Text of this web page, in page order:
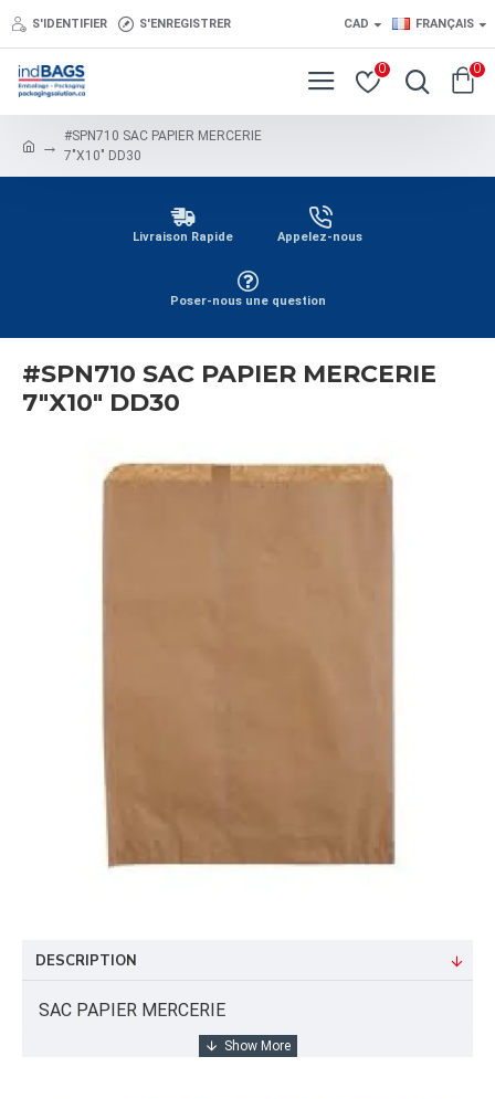
S'IDENTIFIER S'ENREGISTRER CAD FRANÇAIS
0 0
#SPN710 SAC PAPIER MERCERIE
7"X10" DD30
Livraison Rapide Appelez-nous
Poser-nous une question
#SPN710 SAC PAPIER MERCERIE
7"X10" DD30
DESCRIPTION
SAC PAPIER MERCERIE